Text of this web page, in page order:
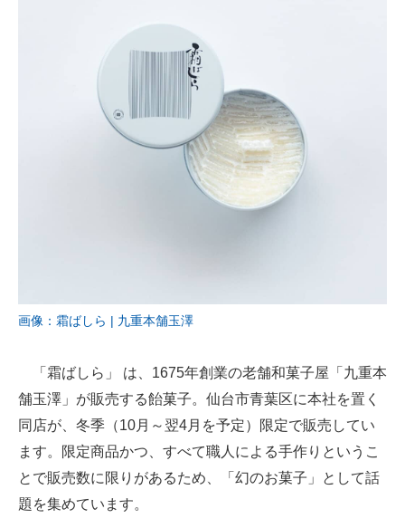
ちょっと気になるネットの話題
画像：霜ばしら | 九重本舗玉澤
「霜ばしら」 は、1675年創業の老舗和菓子屋「九重本
舗玉澤」が販売する飴菓子。仙台市青葉区に本社を置く
同店が、冬季（10月～翌4月を予定）限定で販売してい
ます。限定商品かつ、すべて職人による手作りというこ
とで販売数に限りがあるため、「幻のお菓子」として話
題を集めています。